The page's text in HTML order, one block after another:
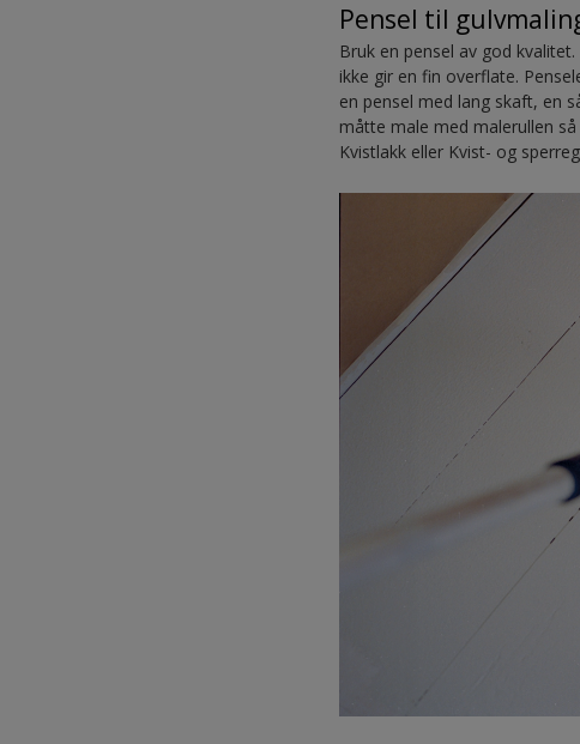
Pensel til
Bruk en pensel av god
ikke gir en fin overflate.
en pensel med lang skaft, en
måtte male med malerullen
Kvistlakk eller Kvist- og